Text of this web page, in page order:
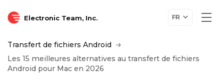
Electronic Team, Inc. FR
Transfert de fichiers Android
Les 15 meilleures alternatives au transfert de fichiers
Android pour Mac en 2026